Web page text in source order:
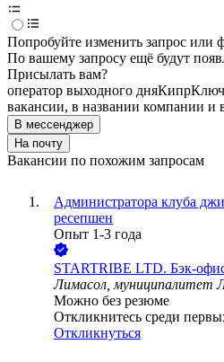
Попробуйте изменить запрос или
По вашему запросу ещё будут
Присылать вам?
оператор выходного дняКипр
вакансии, в названии компании и
В мессенджер
На почту
Вакансии по похожим запросам
Администратора клуба
ресепшен
Опыт 1-3 года
STARTRIBE LTD. Бэк-
Лимасол, муниципалитет
Можно без резюме
Откликнитесь среди
Откликнуться